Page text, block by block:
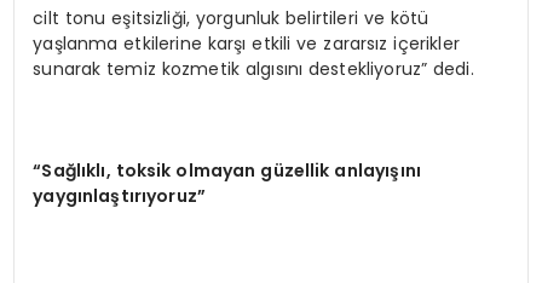
cilt tonu eşitsizliği, yorgunluk belirtileri ve kötü
yaşlanma etkilerine karşı etkili ve zararsız içerikler
sunarak temiz kozmetik algısını destekliyoruz” dedi.
“Sağlıklı, toksik olmayan güzellik anlayışını
yaygınlaştırıyoruz”